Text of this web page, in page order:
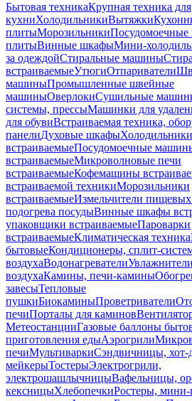
Бытовая техникаКрупная техника для
кухниХолодильникиВытяжки
плитыМорозильники
плитыВинные шкафыМини-
за одеждойСтиральные машины
встраиваемыеУтюгиОтпариватели
машиныПромышленные швейные
машиныОверлокиСушильные
системы, прессыМашинки для
для обувиВстраиваемая техника,
панелиДуховые шкафыХолодильники
встраиваемыеПосудомоечные
встраиваемыеМикроволновые печи
встраиваемыеКофемашины
встраиваемой техникиМорозильники
встраиваемыеИзмельчители пищевых
подогрева посудыВинные шкафы
упаковщики встраиваемыеПароварки
встраиваемыеКлиматическая техника
бытовыеКондиционеры, сплит-
воздухаВодонагреватели
воздухаКамины, печи-камины
завесыТепловые
пушкиБиокаминыПроветриватели
печиПорталы для каминов
МетеостанцииГазовые баллоны
приготовления едыАэрогрили
печиМультиваркиСэндвичницы, хот-
мейкерыТостерыЭлектрогрили,
электрошашлычницыВафельницы,
кексницыХлебопечкиРостеры, мини-